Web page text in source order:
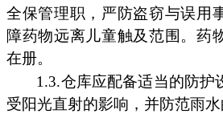
全保管理职，严防盗窃与误用
障药物远离儿童触及范围。药
在册。
1.3.仓库应配备适当的防护
受阳光直射的影响，并防范雨水